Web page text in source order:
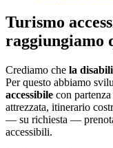
Turismo
raggiungiamo
Crediamo che la
Per questo abbiamo
accessibile con partenza
attrezzata, itinerario
— su richiesta —
accessibili.